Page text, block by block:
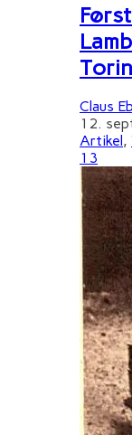
Claus
12.
Artikel ,
13